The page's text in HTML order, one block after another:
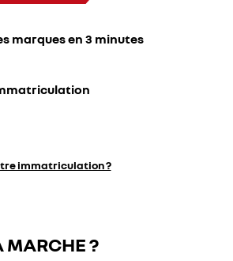
marques en 3 minutes
immatriculation ?
?